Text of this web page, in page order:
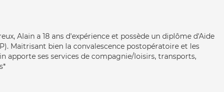
Alain a 18 ans d'expérience et possède un diplôme d'Aide
Maitrisant bien la convalescence postopératoire et les
apporte ses services de compagnie/loisirs, transports,